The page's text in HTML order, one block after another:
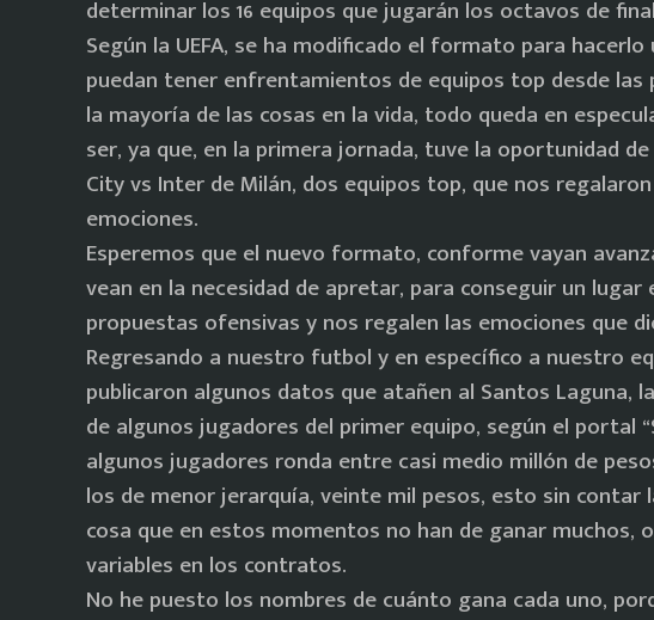
determinar los 16 equipos que jugarán los octavos de
Según la UEFA, se ha modificado el formato para
puedan tener enfrentamientos de equipos top desde las
la mayoría de las cosas en la vida, todo queda en
ser, ya que, en la primera jornada, tuve la oportunidad
City vs Inter de Milán, dos equipos top, que nos
emociones.
Esperemos que el nuevo formato, conforme vayan
vean en la necesidad de apretar, para conseguir un lugar
propuestas ofensivas y nos regalen las emociones que
Regresando a nuestro futbol y en específico a nuestro
publicaron algunos datos que atañen al Santos Laguna,
de algunos jugadores del primer equipo, según el portal
algunos jugadores ronda entre casi medio millón de
los de menor jerarquía, veinte mil pesos, esto sin contar
cosa que en estos momentos no han de ganar muchos,
variables en los contratos.
No he puesto los nombres de cuánto gana cada uno,